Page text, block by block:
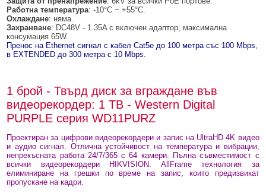
Работна температура: -10°C ~ +55°C.
Охлаждане: няма.
Захранване: DC48V - 1.35A с включен адаптор, максимална
консумация 65W.
Пренос на Ethernet сигнал с кабел Cat5e до 100 метра със 100 Mbps,
в EXTENDED до 300 метра с 10 Mbps.
1 брой - Твърд диск за вграждане във
видеорекордер: 1 TB - Western Digital
PURPLE серия WD11PURZ
Проектиран за цифрови видеорекордери и запис на UltraHD 4K видео
и аудио сигнал. Отлична устойчивост на температура и вибрации,
непрекъсната работа 24/7/365 с 64 камери. Пълна съвместимост с
всички видеорекордери HIKVISION. AllFrame технология за
елиминиране на грешки по време на запис, които предизвикат
пропускане на кадри.